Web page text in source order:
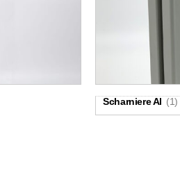
Scharniere Al (1)